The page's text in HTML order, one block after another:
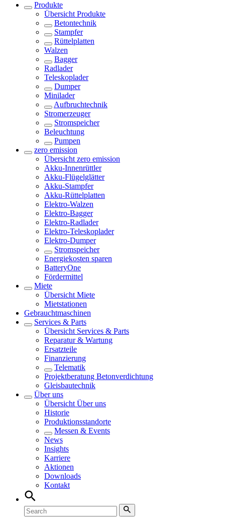
Produkte
Übersicht Produkte
Betontechnik
Stampfer
Rüttelplatten
Walzen
Bagger
Radlader
Teleskoplader
Dumper
Minilader
Aufbruchtechnik
Stromerzeuger
Stromspeicher
Beleuchtung
Pumpen
zero emission
Übersicht zero emission
Akku-Innenrüttler
Akku-Flügelglätter
Akku-Stampfer
Akku-Rüttelplatten
Elektro-Walzen
Elektro-Bagger
Elektro-Radlader
Elektro-Teleskoplader
Elektro-Dumper
Stromspeicher
Energiekosten sparen
BatteryOne
Fördermittel
Miete
Übersicht Miete
Mietstationen
Gebrauchtmaschinen
Services & Parts
Übersicht Services & Parts
Reparatur & Wartung
Ersatzteile
Finanzierung
Telematik
Projektberatung Betonverdichtung
Gleisbautechnik
Über uns
Übersicht Über uns
Historie
Produktionsstandorte
Messen & Events
News
Insights
Karriere
Aktionen
Downloads
Kontakt